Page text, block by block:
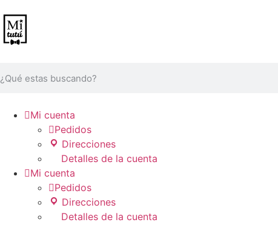
Mi cuenta
Pedidos
Direcciones
Detalles de la cuenta
Mi cuenta
Pedidos
Direcciones
Detalles de la cuenta